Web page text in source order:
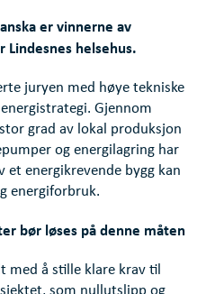
er vinnerne av
Lindesnes helsehus.
juryen med høye tekniske
Gjennom
grad av lokal produksjon
og energilagring har
energikrevende bygg kan
energiforbruk.
bør løses på denne måten
med å stille klare krav til
som nullutslipp og